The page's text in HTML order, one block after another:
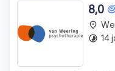
8,0
place
timelapse 14